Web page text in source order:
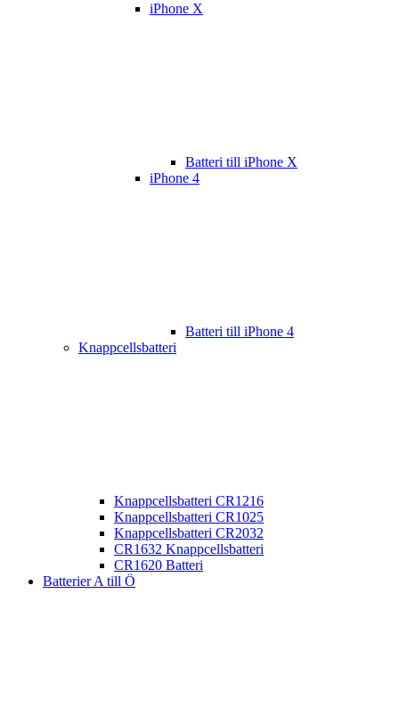
iPhone X
Batteri till iPhone X
iPhone 4
Batteri till iPhone 4
Knappcellsbatteri
Knappcellsbatteri CR1216
Knappcellsbatteri CR1025
Knappcellsbatteri CR2032
CR1632 Knappcellsbatteri
CR1620 Batteri
Batterier A till Ö